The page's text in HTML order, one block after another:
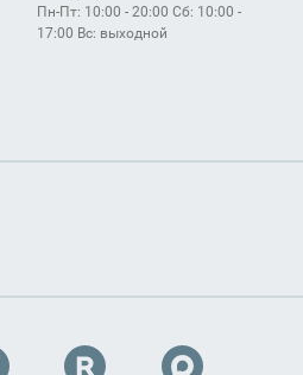
Пн-Пт: 10:00 - 20:00 Сб: 10:00 -
17:00 Вс: выходной